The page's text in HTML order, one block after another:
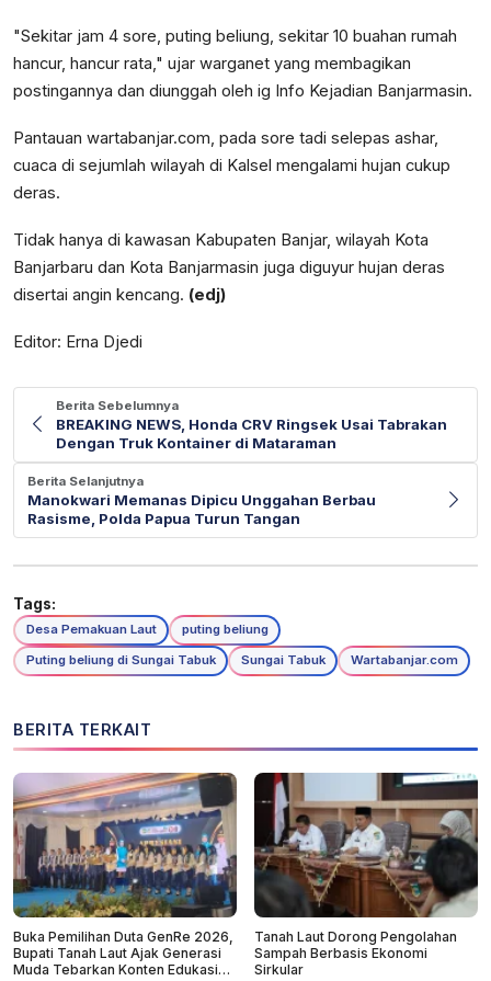
"Sekitar jam 4 sore, puting beliung, sekitar 10 buahan rumah
hancur, hancur rata," ujar warganet yang membagikan
postingannya dan diunggah oleh ig Info Kejadian Banjarmasin.
Pantauan wartabanjar.com, pada sore tadi selepas ashar,
cuaca di sejumlah wilayah di Kalsel mengalami hujan cukup
deras.
Tidak hanya di kawasan Kabupaten Banjar, wilayah Kota
Banjarbaru dan Kota Banjarmasin juga diguyur hujan deras
disertai angin kencang. (edj)
Editor: Erna Djedi
Berita Sebelumnya
BREAKING NEWS, Honda CRV Ringsek Usai Tabrakan
Dengan Truk Kontainer di Mataraman
Berita Selanjutnya
Manokwari Memanas Dipicu Unggahan Berbau
Rasisme, Polda Papua Turun Tangan
Tags:
Desa Pemakuan Laut
puting beliung
Puting beliung di Sungai Tabuk
Sungai Tabuk Wartabanjar.com
BERITA TERKAIT
Buka Pemilihan Duta GenRe 2026,
Bupati Tanah Laut Ajak Generasi
Muda Tebarkan Konten Edukasi
Tanah Laut Dorong Pengolahan
Sampah Berbasis Ekonomi
Sirkular